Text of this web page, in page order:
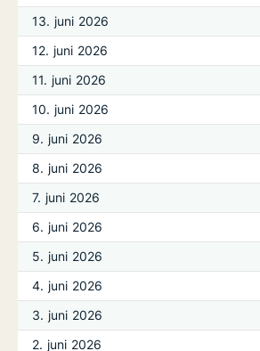
13. juni 2026
12. juni 2026
11. juni 2026
10. juni 2026
9. juni 2026
8. juni 2026
7. juni 2026
6. juni 2026
5. juni 2026
4. juni 2026
3. juni 2026
2. juni 2026